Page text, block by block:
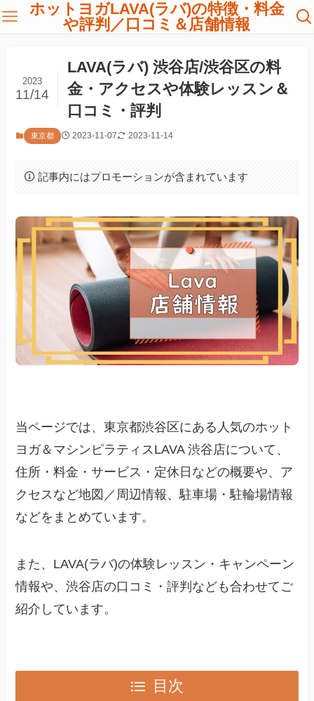
ホットヨガLAVA(ラバ)の特徴・料金
や評判／口コミ＆店舗情報
LAVA(ラバ) 渋谷店/渋谷区の料
金・アクセスや体験レッスン＆
口コミ・評判
2023
11/14
東京都 2023-11-07 2023-11-14
記事内にはプロモーションが含まれています
当ページでは、東京都渋谷区にある人気のホット
ヨガ＆マシンピラティスLAVA 渋谷店について、
住所・料金・サービス・定休日などの概要や、ア
クセスなど地図／周辺情報、駐車場・駐輪場情報
などをまとめています。
また、LAVA(ラバ)の体験レッスン・キャンペーン
情報や、渋谷店の口コミ・評判なども合わせてご
紹介しています。
目次